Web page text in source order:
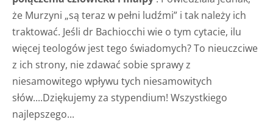
że Murzyni „są teraz w pełni ludźmi” i tak należy ich
traktować. Jeśli dr Bachiocchi wie o tym cytacie, ilu
więcej teologów jest tego świadomych? To nieuczciwe
z ich strony, nie zdawać sobie sprawy z
niesamowitego wpływu tych niesamowitych
słów....Dziękujemy za stypendium! Wszystkiego
najlepszego...